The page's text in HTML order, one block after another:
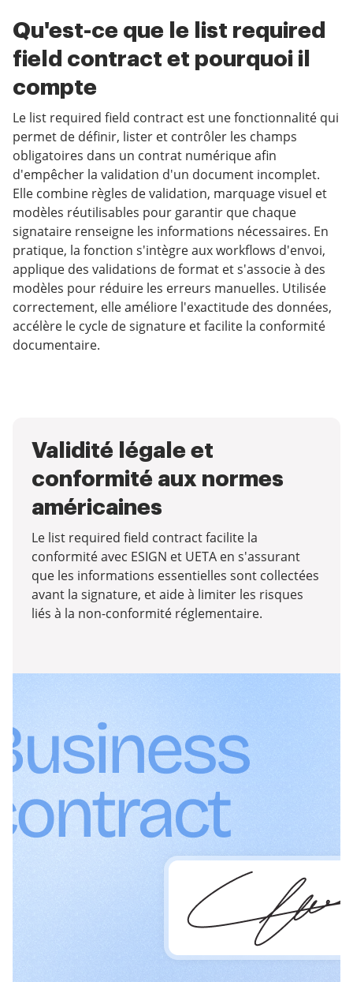
Qu'est-ce que le list required
field contract et pourquoi il
compte
Le list required field contract est une fonctionnalité qui
permet de définir, lister et contrôler les champs
obligatoires dans un contrat numérique afin
d'empêcher la validation d'un document incomplet.
Elle combine règles de validation, marquage visuel et
modèles réutilisables pour garantir que chaque
signataire renseigne les informations nécessaires. En
pratique, la fonction s'intègre aux workflows d'envoi,
applique des validations de format et s'associe à des
modèles pour réduire les erreurs manuelles. Utilisée
correctement, elle améliore l'exactitude des données,
accélère le cycle de signature et facilite la conformité
documentaire.
Validité légale et
conformité aux normes
américaines
Le list required field contract facilite la
conformité avec ESIGN et UETA en s'assurant
que les informations essentielles sont collectées
avant la signature, et aide à limiter les risques
liés à la non-conformité réglementaire.